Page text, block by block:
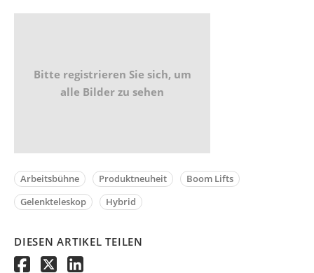
Bitte registrieren Sie sich, um
alle Bilder zu sehen
Arbeitsbühne Produktneuheit
Boom Lifts
Gelenkteleskop
Hybrid
DIESEN ARTIKEL TEILEN